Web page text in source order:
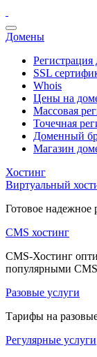
Домены
Регистрация
SSL
Whois
Цены на
Массовая
Точечная
Доменный
Магазин
Хостинг
Виртуальный
Готовое надежное
CMS хостинг
CMS-Хостинг
популярными CMS
Разовые услуги
Тарифы на
Регулярные услуги